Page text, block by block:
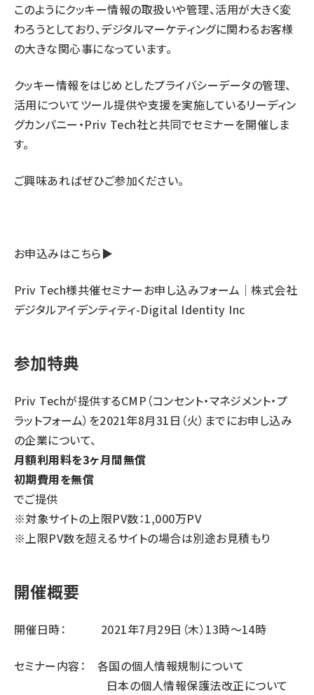
このようにクッキー情報の取扱いや管理、活用が大きく変
わろうとしており、デジタルマーケティングに関わるお客様
の大きな関心事になっています。
クッキー情報をはじめとしたプライバシーデータの管理、
活用についてツール提供や支援を実施しているリーディン
グカンパニー・Priv Tech社と共同でセミナーを開催しま
す。
ご興味あればぜひご参加ください。
お申込みはこちら▶
Priv Tech様共催セミナーお申し込みフォーム｜株式会社
デジタルアイデンティティ-Digital Identity Inc
参加特典
Priv Techが提供するCMP（コンセント・マネジメント・プ
ラットフォーム）を2021年8月31日（火）までにお申し込み
の企業について、
月額利用料を3ヶ月間無償
初期費用を無償
でご提供
※対象サイトの上限PV数：1,000万PV
※上限PV数を超えるサイトの場合は別途お見積もり
開催概要
開催日時： 2021年7月29日（木）13時～14時
セミナー内容： 各国の個人情報規制について
日本の個人情報保護法改正について